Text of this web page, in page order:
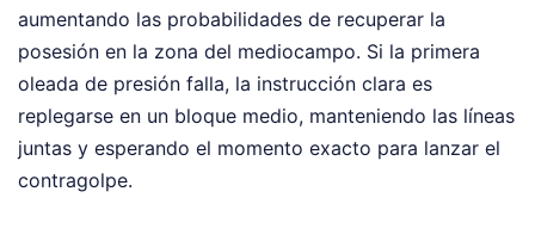
aumentando las probabilidades de recuperar la
posesión en la zona del mediocampo. Si la primera
oleada de presión falla, la instrucción clara es
replegarse en un bloque medio, manteniendo las líneas
juntas y esperando el momento exacto para lanzar el
contragolpe.